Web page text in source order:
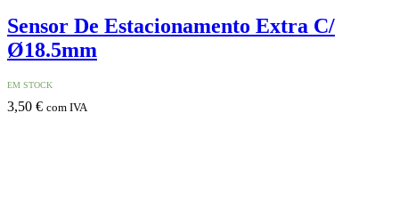
Sensor De Estacionamento Extra C/
Ø18.5mm
EM STOCK
3,50 € com IVA